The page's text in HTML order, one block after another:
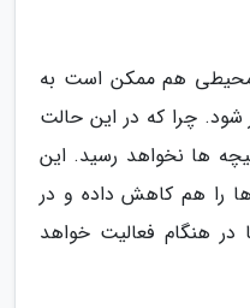
محیطی هم ممکن است به
چرا که در این حالت
ها نخواهد رسید. این
را هم کاهش داده و در
در هنگام فعالیت خواهد